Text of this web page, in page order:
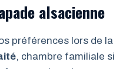
alsacienne
préférences lors de la
, chambre familiale si